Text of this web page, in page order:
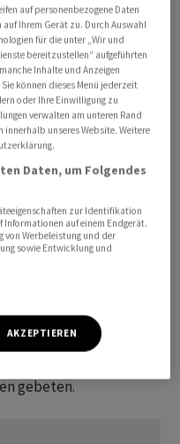
Systeme oder die
Doch die Raketen
teuer und rar. Durch
begonnenen Iran-
noch grösser
dass die USA der
in Lizenz
bezeichnete
in einer Mitteilung
für die Patriot-
der Ukraine gewandt,
Raketen aus deren
gebeten.
auf personenbezogene Daten
Ihrem Gerät zu. Durch Auswahl
für die unter „Wir und
bereitzustellen“ aufgeführten
Inhalte und Anzeigen
können dieses Menü jederzeit
oder Ihre Einwilligung zu
verwalten am unteren Rand
innerhalb unseres Website. Weitere
Daten, um Folgendes
zur Identifikation
auf einem Endgerät.
von Werbeleistung und der
sowie Entwicklung und
AKZEPTIEREN